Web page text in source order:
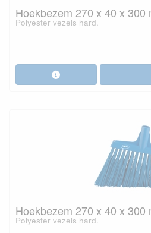
Hoekbezem 270 x 40 x 300
Polyester vezels hard.
Hoekbezem 270 x 40 x 300
Polyester vezels hard.